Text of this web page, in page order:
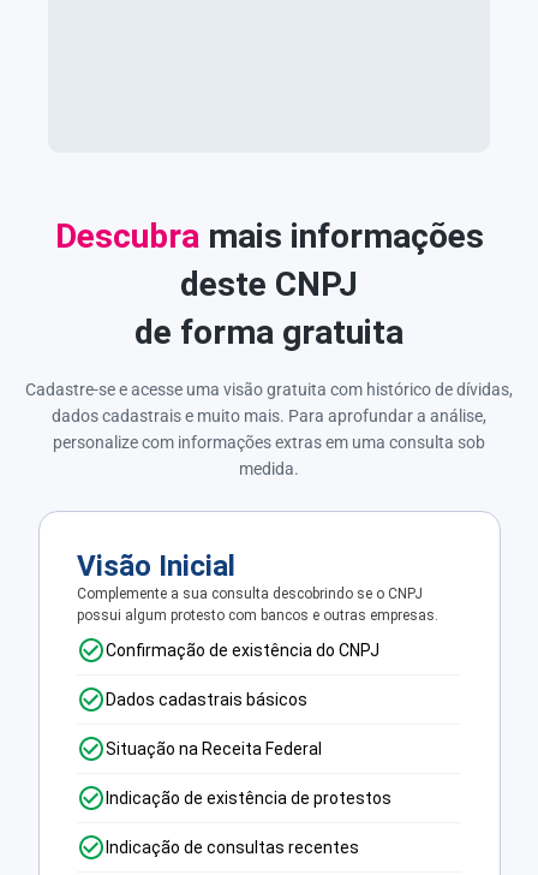
Descubra mais informações
deste CNPJ
de forma gratuita
Cadastre-se e acesse uma visão gratuita com histórico de dívidas,
dados cadastrais e muito mais. Para aprofundar a análise,
personalize com informações extras em uma consulta sob
medida.
Visão Inicial
Complemente a sua consulta descobrindo se o CNPJ
possui algum protesto com bancos e outras empresas.
Confirmação de existência do CNPJ
Dados cadastrais básicos
Situação na Receita Federal
Indicação de existência de protestos
Indicação de consultas recentes